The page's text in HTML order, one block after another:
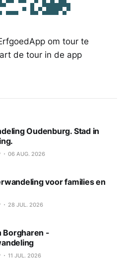
om tour te
de tour in de app
Oudenburg. Stad in
06 AUG. 2026
voor families en
28 JUL. 2026
Borgharen -
11 JUL. 2026